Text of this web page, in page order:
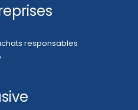
responsables